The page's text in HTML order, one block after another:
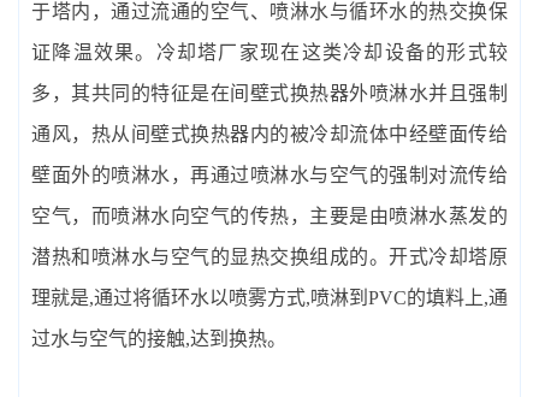
于塔内，通过流通的空气、喷淋水与循环水的热交换保
证降温效果。冷却塔厂家现在这类冷却设备的形式较
多，其共同的特征是在间壁式换热器外喷淋水并且强制
通风，热从间壁式换热器内的被冷却流体中经壁面传给
壁面外的喷淋水，再通过喷淋水与空气的强制对流传给
空气，而喷淋水向空气的传热，主要是由喷淋水蒸发的
潜热和喷淋水与空气的显热交换组成的。开式冷却塔原
理就是,通过将循环水以喷雾方式,喷淋到PVC的填料上,通
过水与空气的接触,达到换热。